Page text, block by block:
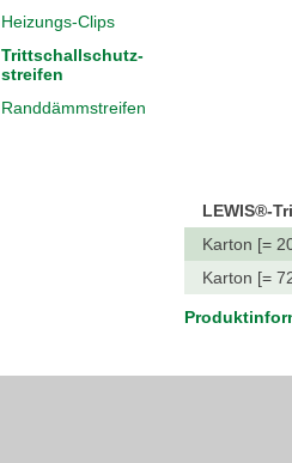
Heizungs-Clips
Trittschallschutz­
streifen
Rand­dämmstreifen
LEWIS®-
Karton [=
Karton [=